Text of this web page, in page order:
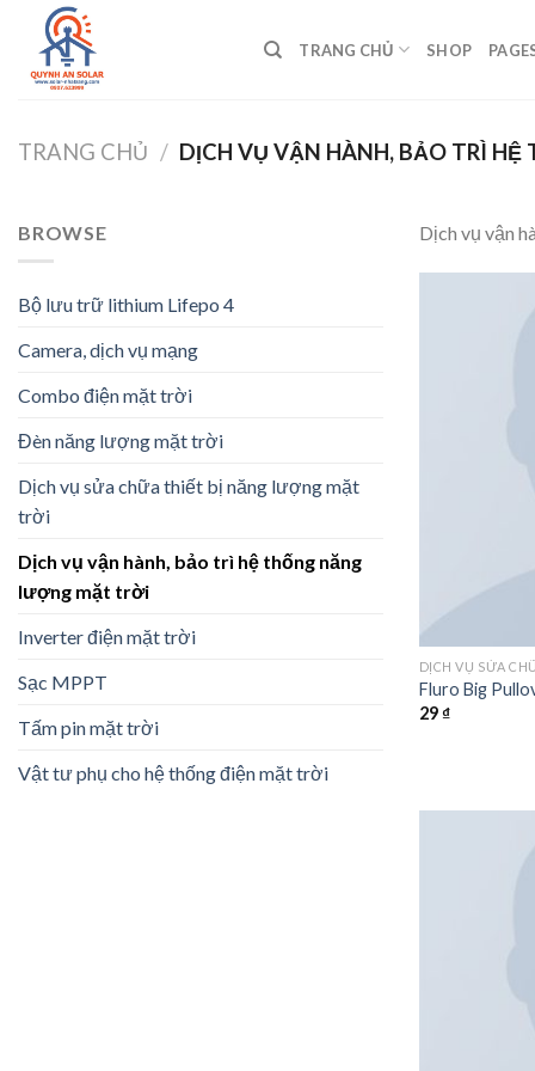
TRANG CHỦ SHOP
TRANG CHỦ / DỊCH VỤ VẬN HÀNH, BẢO TRÌ
BROWSE
Bộ lưu trữ lithium Lifepo 4
Camera, dịch vụ mạng
Combo điện mặt trời
Đèn năng lượng mặt trời
Dịch vụ sửa chữa thiết bị năng lượng mặt
trời
Dịch vụ vận hành, bảo trì hệ thống năng
lượng mặt trời
Inverter điện mặt trời
Sạc MPPT
Tấm pin mặt trời
Vật tư phụ cho hệ thống điện mặt trời
Dịch vụ vận
DỊCH VỤ SỬA
Fluro Big
29₫